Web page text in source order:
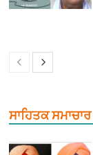
ਸਾਹਿਤਕ ਸਮਾਚਾਰ